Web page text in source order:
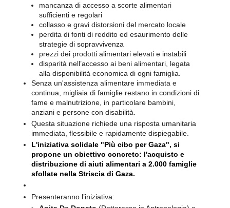
mancanza di accesso a scorte alimentari
sufficienti e regolari
collasso e gravi distorsioni del mercato locale
perdita di fonti di reddito ed esaurimento delle
strategie di sopravvivenza
prezzi dei prodotti alimentari elevati e instabili
disparità nell’accesso ai beni alimentari, legata
alla disponibilità economica di ogni famiglia.
Senza un'assistenza alimentare immediata e
continua, migliaia di famiglie restano in condizioni di
fame e malnutrizione, in particolare bambini,
anziani e persone con disabilità.
Questa situazione richiede una risposta umanitaria
immediata, flessibile e rapidamente dispiegabile.
L'iniziativa solidale "Più cibo per Gaza", si
propone un obiettivo concreto: l'acquisto e
distribuzione di aiuti alimentari a 2.000 famiglie
sfollate nella Striscia di Gaza.
Presenteranno l’iniziativa: